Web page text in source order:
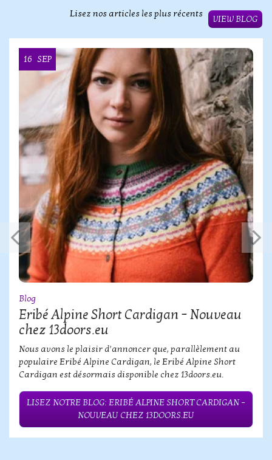
Lisez nos articles les plus récents
VIEW BLOG
16 SEP
Blog
Eribé Alpine Short Cardigan – Nouveau
chez 13doors.eu
Nous avons le plaisir d’annoncer que, parallèlement au
populaire Eribé Alpine Cardigan, le Eribé Alpine Short
Cardigan est désormais disponible chez 13doors.eu.
LISEZ NOTRE BLOG: ERIBÉ ALPINE SHORT CARDIGAN –
NOUVEAU CHEZ 13DOORS.EU